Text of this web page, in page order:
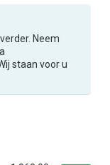
Neem
Wij staan voor u